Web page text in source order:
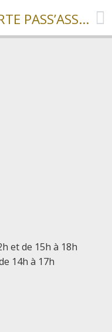
CARTE PASS’ASSO MAGALAS
et de 15h à 18h
14h à 17h